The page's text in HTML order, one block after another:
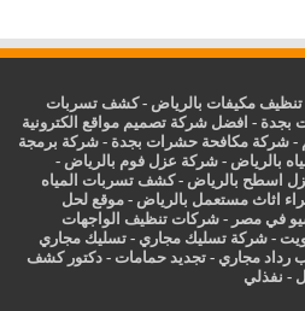
مكيفات بالرياض -كشف تسربات
بجدة - افضل شركة تصميم مواقع الكترونية
-شركة مكافحة حشرات بجدة -شركة برمجة
بالرياض -شركة عزل فوم بالرياض -
اسطح بالرياض -كشف تسربات المياه
اثاث مستعمل بالرياض - موقع لحل
في مصر -شركات تنظيف الواجهات
-شركة تسليك مجاري -تسليك مجاري
رداد مجاري -تجديد حمامات -دكتور كشف
- نفذلي